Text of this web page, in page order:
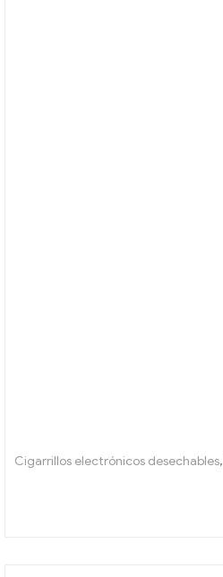
Cigarrillos electrónicos desechables,